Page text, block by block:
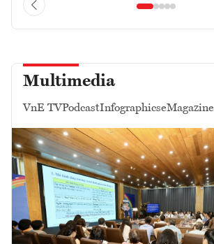
Multimedia
VnE TVPodcastInfographicseMagazine